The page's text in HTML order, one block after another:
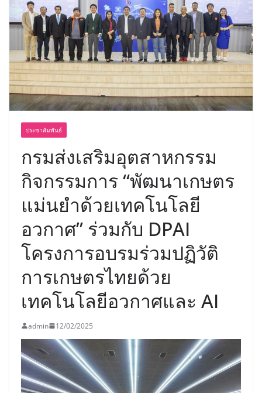
ประชาสัมพันธ์
กรมส่งเสริมอุตสาหกรรม
กิจกรรมการ “พัฒนาเกษตร
แม่นยำด้วยเทคโนโลยี
อวกาศ” ร่วมกับ DPAI
โครงการอบรมร่วมปฏิวัติ
การเกษตรไทยด้วย
เทคโนโลยีอวกาศและ AI
admin 12/02/2025